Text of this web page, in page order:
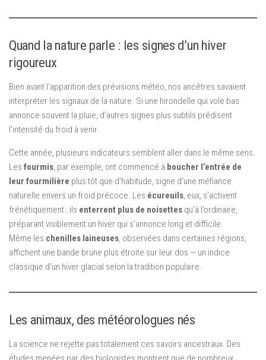
Quand la nature parle : les signes d’un hiver
rigoureux
Bien avant l’apparition des prévisions météo, nos ancêtres savaient
interpréter les signaux de la nature. Si une hirondelle qui vole bas
annonce souvent la pluie, d’autres signes plus subtils prédisent
l’intensité du froid à venir.
Cette année, plusieurs indicateurs semblent aller dans le même sens.
Les fourmis, par exemple, ont commencé à boucher l’entrée de
leur fourmilière plus tôt que d’habitude, signe d’une méfiance
naturelle envers un froid précoce. Les écureuils, eux, s’activent
frénétiquement : ils enterrent plus de noisettes qu’à l’ordinaire,
préparant visiblement un hiver qui s’annonce long et difficile.
Même les chenilles laineuses, observées dans certaines régions,
affichent une bande brune plus étroite sur leur dos — un indice
classique d’un hiver glacial selon la tradition populaire.
Les animaux, des météorologues nés
La science ne rejette pas totalement ces savoirs ancestraux. Des